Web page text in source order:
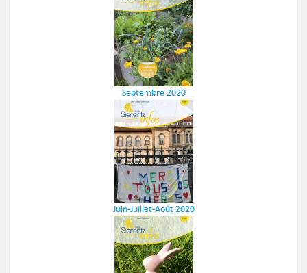
Septembre 2020
Juin-Juillet-Août 2020